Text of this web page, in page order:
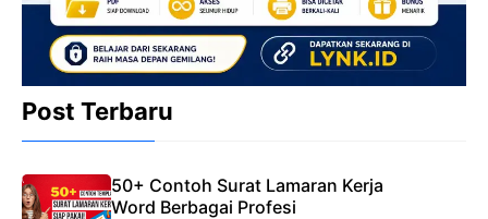
Post Terbaru
50+ Contoh Surat Lamaran Kerja
Word Berbagai Profesi